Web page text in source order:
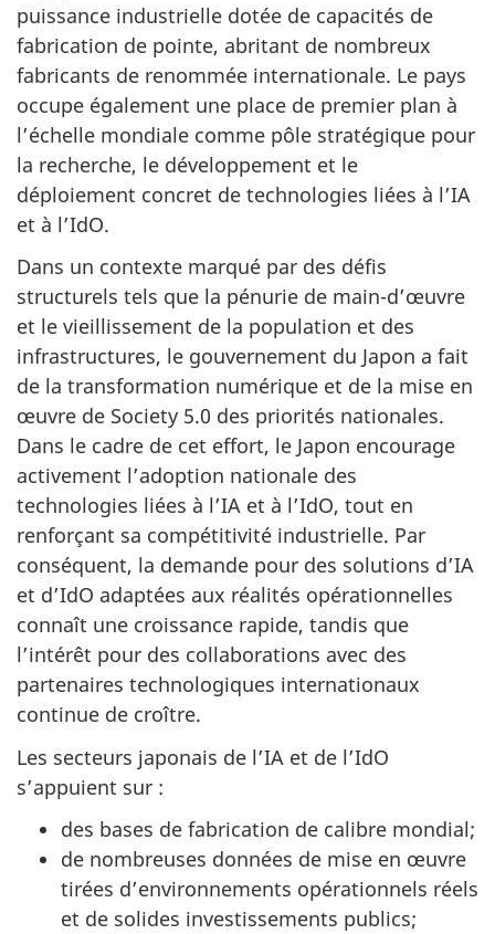
puissance industrielle dotée de capacités de
fabrication de pointe, abritant de nombreux
fabricants de renommée internationale. Le pays
occupe également une place de premier plan à
l’échelle mondiale comme pôle stratégique pour
la recherche, le développement et le
déploiement concret de technologies liées à l’IA
et à l’IdO.
Dans un contexte marqué par des défis
structurels tels que la pénurie de main-d’œuvre
et le vieillissement de la population et des
infrastructures, le gouvernement du Japon a fait
de la transformation numérique et de la mise en
œuvre de Society 5.0 des priorités nationales.
Dans le cadre de cet effort, le Japon encourage
activement l’adoption nationale des
technologies liées à l’IA et à l’IdO, tout en
renforçant sa compétitivité industrielle. Par
conséquent, la demande pour des solutions d’IA
et d’IdO adaptées aux réalités opérationnelles
connaît une croissance rapide, tandis que
l’intérêt pour des collaborations avec des
partenaires technologiques internationaux
continue de croître.
Les secteurs japonais de l’IA et de l’IdO
s’appuient sur :
des bases de fabrication de calibre mondial;
de nombreuses données de mise en œuvre
tirées d’environnements opérationnels réels
et de solides investissements publics;